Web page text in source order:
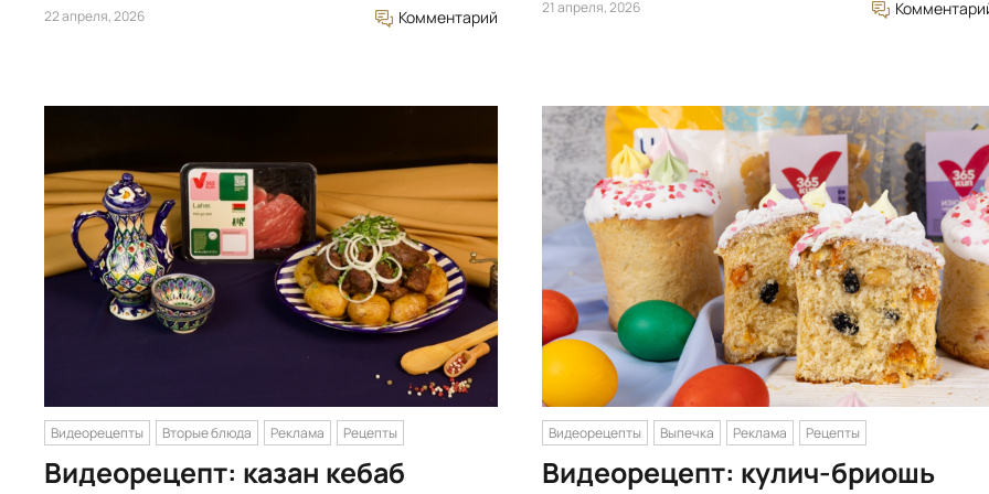
22 апреля, 2026 Комментарий 21 апреля, 2026
Видеорецепты Вторые блюда Реклама Рецепты
Видеорецепт: казан кебаб
Видеорецепты Выпечка Реклама Рецепты
Видеорецепт: кулич-бриошь